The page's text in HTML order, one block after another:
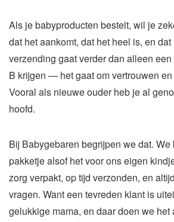
Als je babyproducten bestelt, wil je
dat het aankomt, dat het heel is, en
verzending gaat verder dan alleen
B krijgen — het gaat om vertrouwen
Vooral als nieuwe ouder heb je al
hoofd.
Bij Babygebaren begrijpen we dat.
pakketje alsof het voor ons eigen
zorg verpakt, op tijd verzonden, en
vragen. Want een tevreden klant is
gelukkige mama, en daar doen we het